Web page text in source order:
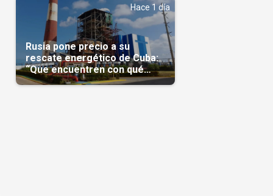
Hace 1 día
Rusia pone precio a su
rescate energético de Cuba:
“Que encuentren con qué
pagarnos”